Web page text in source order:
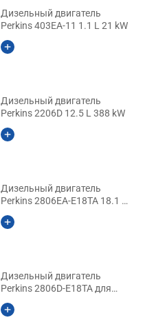
Дизельный двигатель
Perkins 403EA-11 1.1 L 21 kW
Дизельный двигатель
Perkins 2206D 12.5 L 388 kW
Дизельный двигатель
Perkins 2806EA-E18TA 18.1 L
470 kW
Дизельный двигатель
Perkins 2806D-E18TA для
тяжелой техники 18.1 L 470
kW